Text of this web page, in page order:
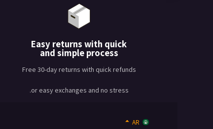
Easy returns with quick
and simple process
Free 30-day returns with quick refunds
or easy exchanges and no stress.
AR